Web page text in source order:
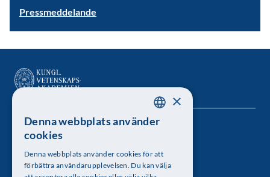
Pressmeddelande
Kungl. Vetenskapsakademien
Besöksadress: Lilla Frescativägen 4A
SWEDISH
×
Denna webbplats använder
cookies
Denna webbplats använder cookies för att
förbättra användarupplevelsen. Du kan välja